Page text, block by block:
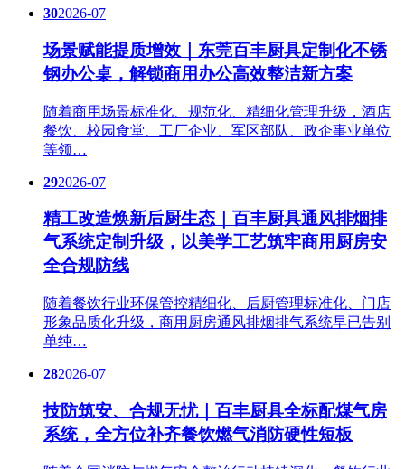
302026-07
场景赋能提质增效｜东莞百丰厨具定制化不锈
钢办公桌，解锁商用办公高效整洁新方案
随着商用场景标准化、规范化、精细化管理升级，酒店
餐饮、校园食堂、工厂企业、军区部队、政企事业单位
等领…
292026-07
精工改造焕新后厨生态｜百丰厨具通风排烟排
气系统定制升级，以美学工艺筑牢商用厨房安
全合规防线
随着餐饮行业环保管控精细化、后厨管理标准化、门店
形象品质化升级，商用厨房通风排烟排气系统早已告别
单纯…
282026-07
技防筑安、合规无忧｜百丰厨具全标配煤气房
系统，全方位补齐餐饮燃气消防硬性短板